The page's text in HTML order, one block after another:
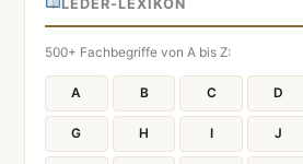
LEDER-LEXIKON
500+ Fachbegriffe von A bis Z:
A B C D
G H I J